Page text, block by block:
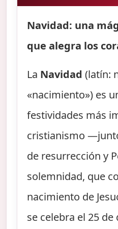
Navidad: una
que alegra los
La Navidad(latín:
«nacimiento») es
festividades más
cristianismo
de resurrección y
solemnidad, que
nacimiento de
se celebra el 25